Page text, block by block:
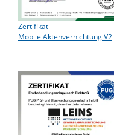
Zertifikat
Mobile Aktenvernichtung V2